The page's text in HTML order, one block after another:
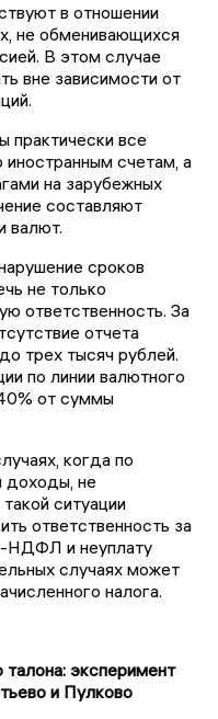
в отношении
не обменивающихся
В этом случае
вне зависимости от
практически все
счетам, а
на зарубежных
составляют
валют.
сроков
не только
ответственность. За
отчета
трех тысяч рублей.
по линии валютного
от суммы
когда по
доходы, не
ситуации
ответственность за
НДФЛ и неуплату
случаях может
налога.
эксперимент
и Пулково